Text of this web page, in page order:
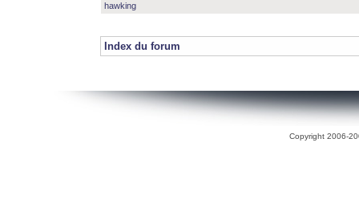
hawking
Index du forum
Copyright 2006-